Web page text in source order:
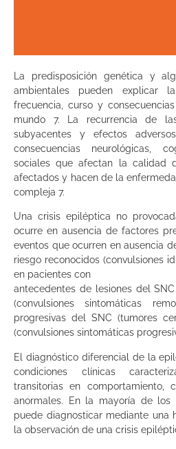
La tasa de incidencia
de 61,4 por 100.000
Y la prevalencia difiere entre
de la distribución local de
etiológicos, número de
momento del diagnóstico y si
epilepsia activa (prevalencia
también los casos en remisión
La predisposición genética y
ambientales pueden explicar
frecuencia, curso y
mundo 7. La recurrencia de
subyacentes y efectos
consecuencias neurológicas,
sociales que afectan la calidad
afectados y hacen de la
compleja 7.
Una crisis epiléptica no
ocurre en ausencia de factores
eventos que ocurren en ausencia
riesgo reconocidos (convulsiones
en pacientes con
antecedentes de lesiones del
(convulsiones sintomáticas
progresivas del SNC (tumores
(convulsiones sintomáticas
El diagnóstico diferencial de la
condiciones clínicas
transitorias en comportamiento,
anormales. En la mayoría de los
puede diagnosticar mediante una
la observación de una crisis